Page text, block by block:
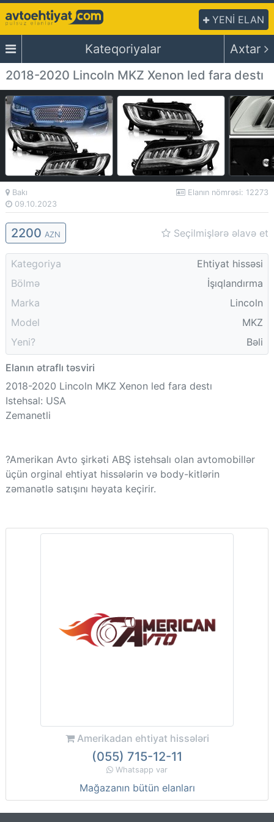
YENİ ELAN
Kateqoriyalar
Axtar
2018-2020 Lincoln MKZ Xenon led fara destı
Bakı
09.10.2023
Elanın nömrəsi: 12273
2200 AZN Seçilmişlərə əlavə et
Kategoriya
Ehtiyat hissəsi
Bölmə
İşıqlandırma
Marka
Lincoln
Model
MKZ
Yeni?
Bəli
Elanın ətraflı təsviri
2018-2020 Lincoln MKZ Xenon led fara destı
Istehsal: USA
Zemanetli
?Amerikan Avto şirkəti ABŞ istehsalı olan avtomobillər
üçün orginal ehtiyat hissələrin və body-kitlərin
zəmanətlə satışını həyata keçirir.
Amerikadan ehtiyat hissələri
(055) 715-12-11
Whatsapp var
Mağazanın bütün elanları